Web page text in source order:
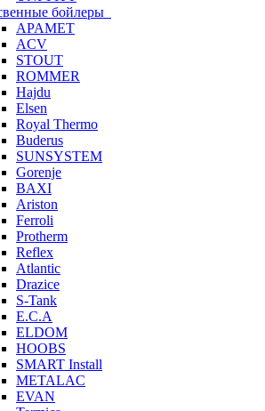
бойлеры
APAMET
ACV
STOUT
ROMMER
Hajdu
Elsen
Royal Thermo
Buderus
SUNSYSTEM
Gorenje
BAXI
Ariston
Ferroli
Protherm
Reflex
Atlantic
Drazice
S-Tank
E.C.A
ELDOM
HOOBS
SMART Install
METALAC
EVAN